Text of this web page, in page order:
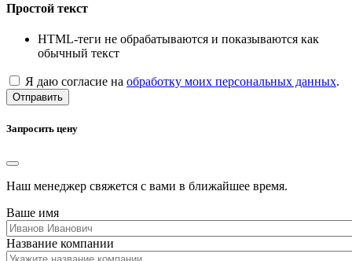
Простой текст
HTML-теги не обрабатываются и показываются как
обычный текст
Я даю согласие на обработку моих персональных данных.
Отправить
Запросить цену
Наш менеджер свяжется с вами в ближайшее время.
Ваше имя
Название компании